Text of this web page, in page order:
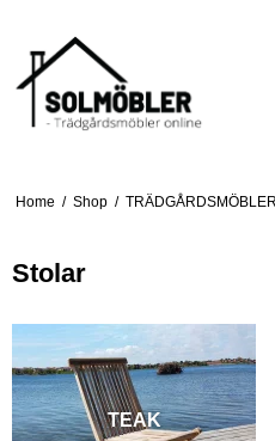
Home / Shop / TRÄDGÅRDSMÖBLER
Stolar
TEAK